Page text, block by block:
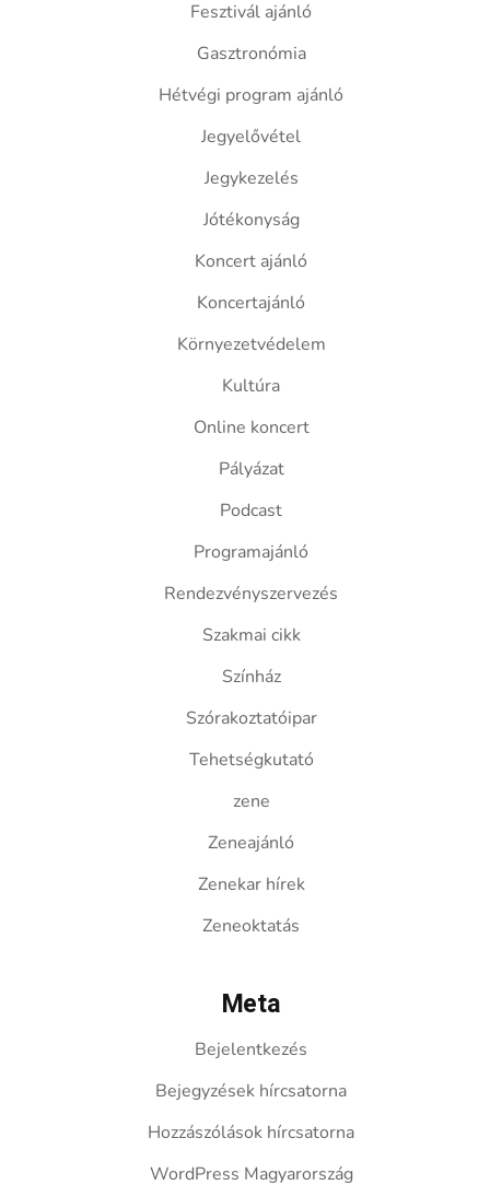
Fesztivál ajánló
Gasztronómia
Hétvégi program ajánló
Jegyelővétel
Jegykezelés
Jótékonyság
Koncert ajánló
Koncertajánló
Környezetvédelem
Kultúra
Online koncert
Pályázat
Podcast
Programajánló
Rendezvényszervezés
Szakmai cikk
Színház
Szórakoztatóipar
Tehetségkutató
zene
Zeneajánló
Zenekar hírek
Zeneoktatás
Meta
Bejelentkezés
Bejegyzések hírcsatorna
Hozzászólások hírcsatorna
WordPress Magyarország